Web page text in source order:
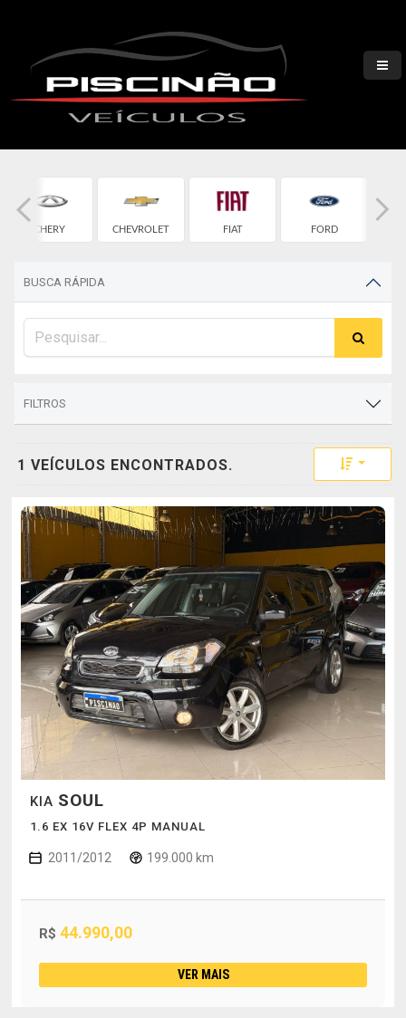
CHERY CHEVROLET FIAT FORD
BUSCA RÁPIDA
FILTROS
1 VEÍCULOS ENCONTRADOS. Toggle
KIA SOUL
1.6 EX 16V FLEX 4P MANUAL
2011/2012 199.000 km
R$ 44.990,00
VER MAIS